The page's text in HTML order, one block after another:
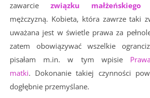
zawarcie związku małżeńskiego
mężczyzną. Kobieta, która zawrze taki
uważana jest w świetle prawa za
zatem obowiązywać wszelkie
pisałam m.in. w tym wpisie
matki. Dokonanie takiej czynności
dogłębnie przemyślane.